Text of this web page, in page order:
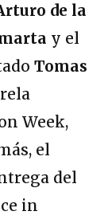
de la
y el
Tomas
Week,
el
del
in